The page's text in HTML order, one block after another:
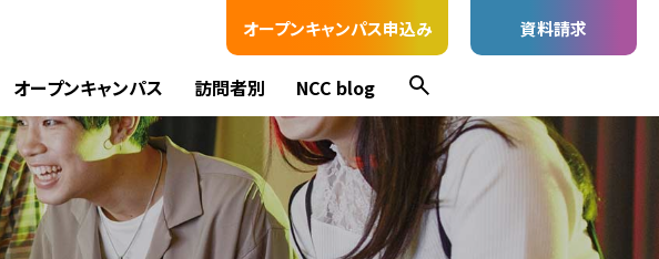
オープンキャンパス申込み 資料請求
オープンキャンパス 訪問者別 NCC blog